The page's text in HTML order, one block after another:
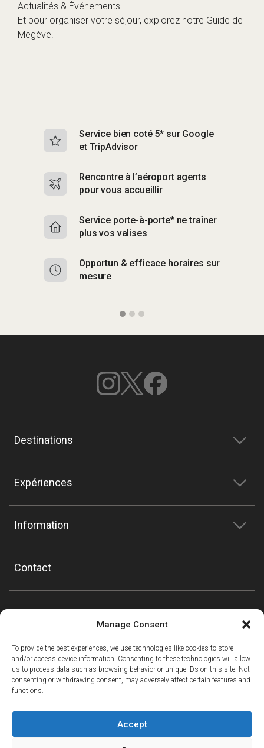
Manage Consent
To provide the best experiences, we use technologies like cookies to store
and/or access device information. Consenting to these technologies will allow
us to process data such as browsing behavior or unique IDs on this site. Not
consenting or withdrawing consent, may adversely affect certain features and
functions.
Accept
Actualités & Événements.
Et pour organiser votre séjour, explorez notre Guide de
Megève.
Service bien coté 5* sur Google
et TripAdvisor
Rencontre à l’aéroport agents
pour vous accueillir
Service porte-à-porte* ne traîner
plus vos valises
Opportun & efficace horaires sur
mesure
Destinations
Expériences
Information
Contact